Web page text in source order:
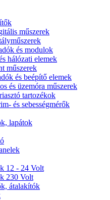
műszerek
és modulok
hálózati elemek
műszerek
és beépítő elemek
és üzemóra műszerek
tartozékok
és sebességmérők
lapátok
12 - 24 Volt
230 Volt
átalakítók